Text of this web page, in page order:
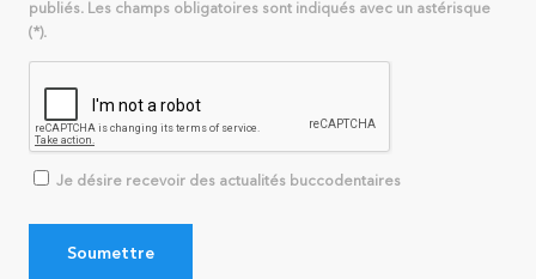
publiés. Les champs obligatoires sont indiqués avec un astérisque
(*).
Je désire recevoir des actualités buccodentaires